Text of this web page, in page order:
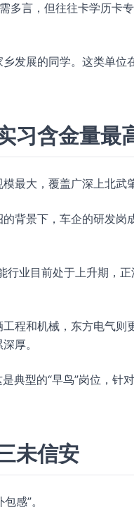
多言，但往往卡学历卡
发展的同学。这类单位
习含金量最
最大，覆盖广深上北武
背景下，车企的研发岗
行业目前处于上升期，
程和机械，东方电气则
厚。
典型的“早鸟”岗位，针
未信安
感”。